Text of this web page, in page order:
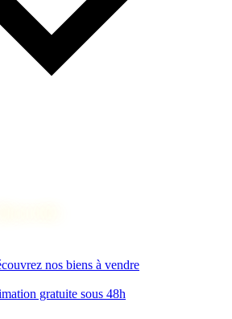
nos biens à vendre
gratuite sous 48h